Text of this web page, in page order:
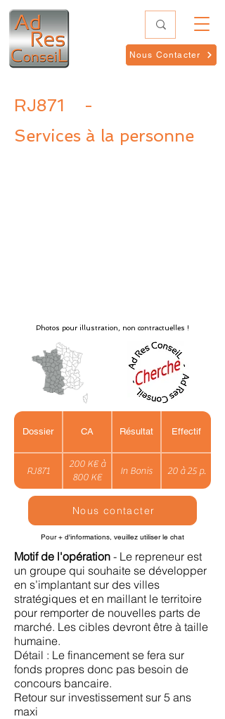
Nous Contacter
RJ871
-
Services à la personne
Photos pour illustration, non contractuelles !
Dossier CA Résultat Effectif
RJ871
200 K€ à
800 K€
In Bonis 20 à 25 p.
Nous contacter
Pour + d'informations, veuillez utiliser le chat
Motif de l'opération - Le repreneur est
un groupe qui souhaite se développer
en s’implantant sur des villes
stratégiques et en maillant le territoire
pour remporter de nouvelles parts de
marché. Les cibles devront être à taille
humaine.
Détail : Le financement se fera sur
fonds propres donc pas besoin de
concours bancaire.
Retour sur investissement sur 5 ans
maxi